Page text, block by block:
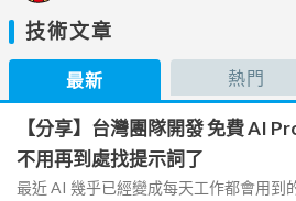
技術文章
最新 熱門
【分享】台灣團隊開發 免費 AI
不用再到處找提示詞了
最近 AI 幾乎已經變成每天工作都會用到